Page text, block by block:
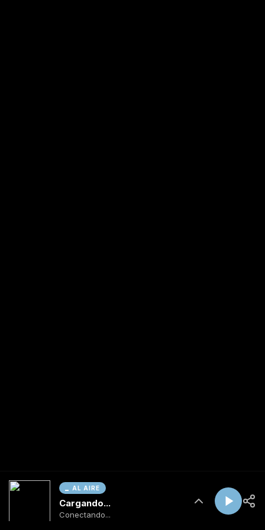
AL AIRE
Cargando...
Conectando...